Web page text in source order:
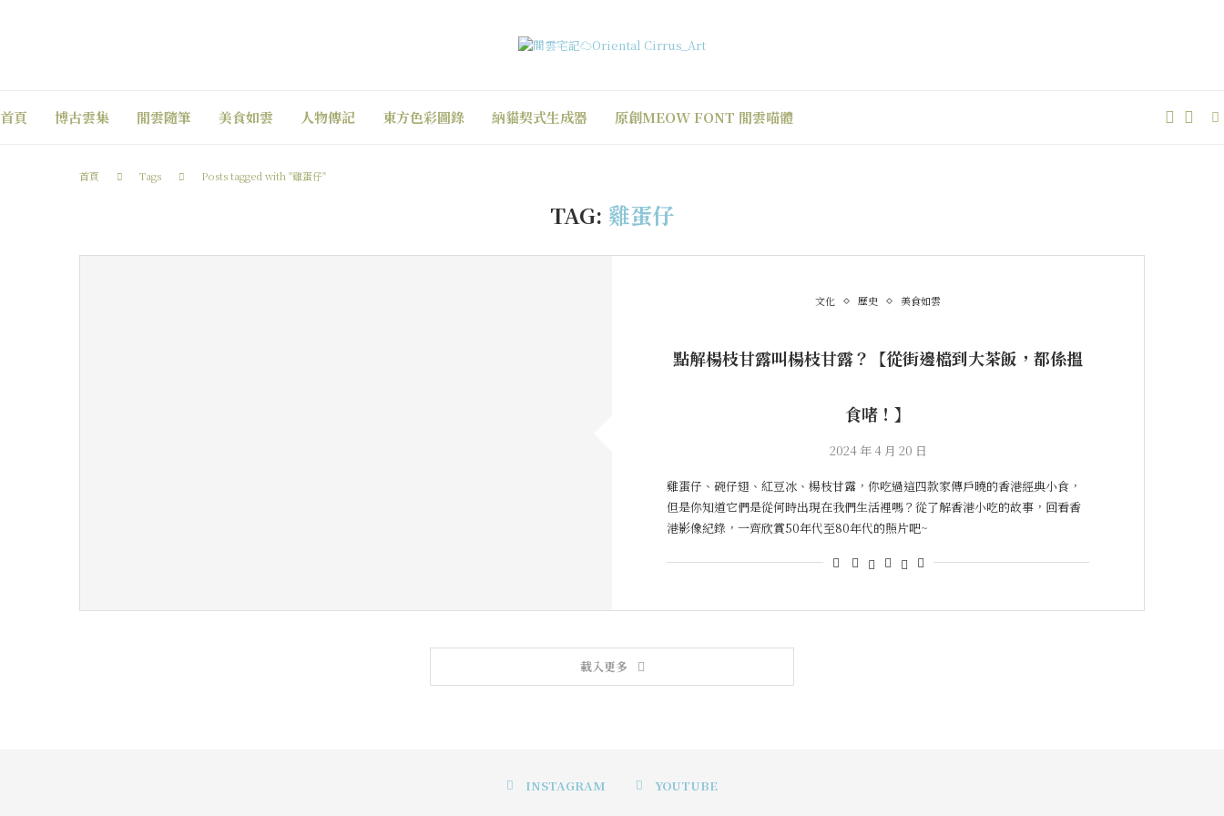
首頁 博古雲集 閒雲隨筆 美食如雲 人物傳記 東方色彩圖錄 納貓契式生成器 原創MEOW FONT 閒雲喵體
首頁 Tags Posts tagged with "雞蛋仔"
TAG: 雞蛋仔
文化 歷史 美食如雲
點解楊枝甘露叫楊枝甘露？【從街邊檔到大茶飯，都係搵
食啫！】
2024 年 4 月 20 日
雞蛋仔、碗仔翅、紅豆冰、楊枝甘露，你吃過這四款家傳戶曉的香港經典小食，
但是你知道它們是從何時出現在我們生活裡嗎？從了解香港小吃的故事，回看香
港影像紀錄，一齊欣賞50年代至80年代的照片吧~
載入更多
INSTAGRAM YOUTUBE